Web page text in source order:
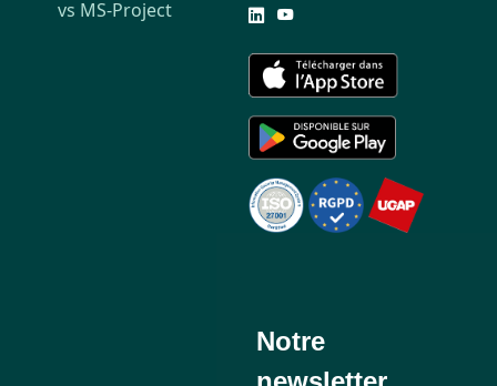
vs MS-Project